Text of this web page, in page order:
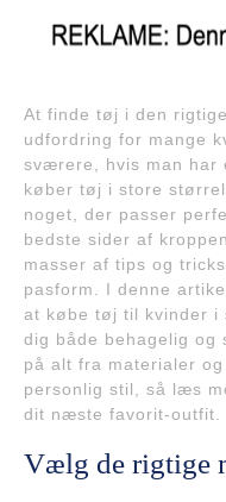
At finde tøj i den
udfordring for mange
sværere, hvis man har
køber tøj i store
noget, der passer
bedste sider af
masser af tips og
pasform. I denne
at købe tøj til kvinder i
dig både behagelig og
på alt fra materialer
personlig stil, så læs
dit næste favorit-outfit.
Vælg de rigtige